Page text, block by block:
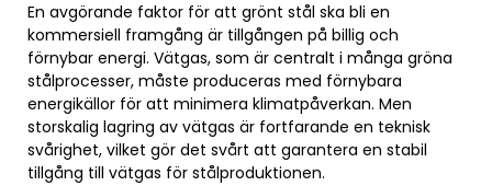
En avgörande faktor för att grönt stål ska bli en
kommersiell framgång är tillgången på billig och
förnybar energi. Vätgas, som är centralt i många gröna
stålprocesser, måste produceras med förnybara
energikällor för att minimera klimatpåverkan. Men
storskalig lagring av vätgas är fortfarande en teknisk
svårighet, vilket gör det svårt att garantera en stabil
tillgång till vätgas för stålproduktionen.